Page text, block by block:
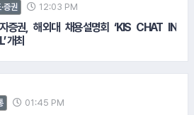
증권 12:03 PM
증권, 해외대 채용설명회 ‘KIS CHAT IN
개최
01:45 PM